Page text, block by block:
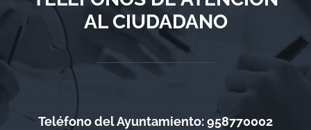
AL CIUDADANO
Teléfono del Ayuntamiento: 958770002